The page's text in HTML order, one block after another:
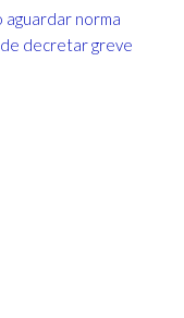
aguardar norma
decretar greve